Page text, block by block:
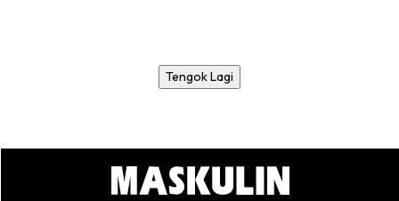
Tengok Lagi